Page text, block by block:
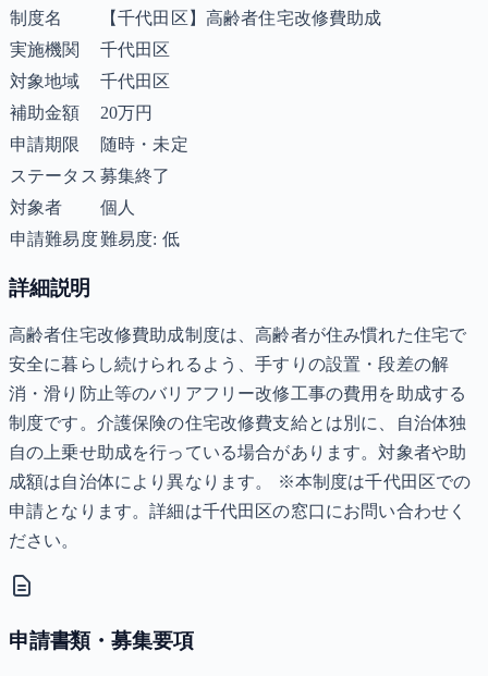
制度名
【千代田区】高齢者住宅改修費助成
実施機関
千代田区
対象地域
千代田区
補助金額
20万円
申請期限
随時・未定
ステータス 募集終了
対象者
個人
申請難易度難易度: 低
詳細説明
高齢者住宅改修費助成制度は、高齢者が住み慣れた住宅で
安全に暮らし続けられるよう、手すりの設置・段差の解
消・滑り防止等のバリアフリー改修工事の費用を助成する
制度です。介護保険の住宅改修費支給とは別に、自治体独
自の上乗せ助成を行っている場合があります。対象者や助
成額は自治体により異なります。 ※本制度は千代田区での
申請となります。詳細は千代田区の窓口にお問い合わせく
ださい。
申請書類・募集要項